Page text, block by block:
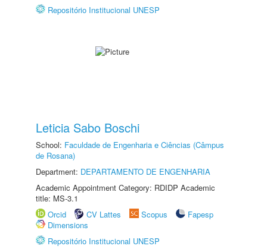
Repositório Institucional UNESP
Leticia Sabo Boschi
School: Faculdade de Engenharia e Ciências (Câmpus
de Rosana)
Department: DEPARTAMENTO DE ENGENHARIA
Academic Appointment Category: RDIDP Academic
title: MS-3.1
Orcid
CV Lattes Scopus
Fapesp
Dimensions
Repositório Institucional UNESP